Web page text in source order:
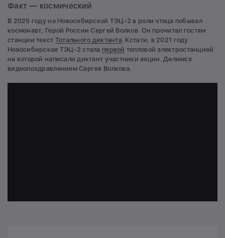
Факт — космический
В 2025 году на Новосибирской ТЭЦ-2 в роли чтеца побывал
космонавт, Герой России Сергей Волков. Он прочитал гостям
станции текст Тотального диктанта. Кстати, в 2021 году
Новосибирская ТЭЦ-2 стала первой тепловой электростанцией
на которой написали диктант участники акции. Делимся
видеопоздравлением Сергея Волкова.